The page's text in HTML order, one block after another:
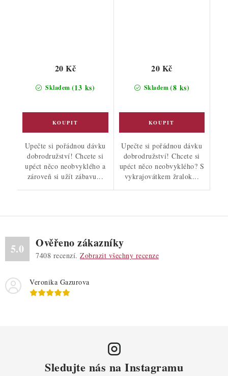
Skladem (13 ks)
20 Kč
Upečte si pořádnou dávku
dobrodružství! Chcete si
upéct něco neobvyklého a
zároveň si užít zábavu...
Skladem(8 ks)
20 Kč
Upečte si pořádnou dávku
dobrodružství! Chcete si
upéct něco neobvyklého? S
vykrajovátkem žralok...
5.0 Ověřeno zákazníky
7408 recenzí. Zobrazit všechny recenze
Veronika Gazurova
Sledujte nás na Instagramu